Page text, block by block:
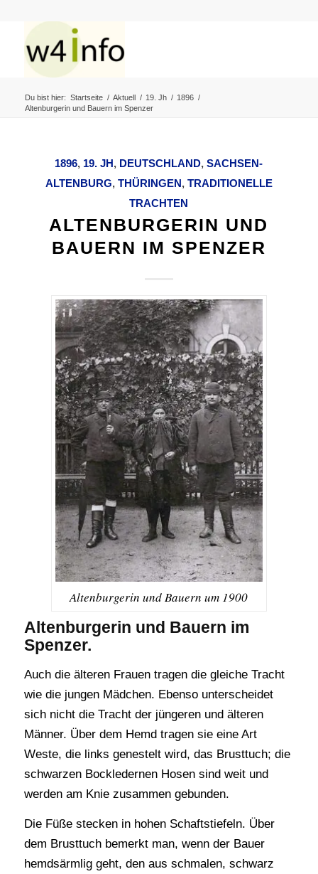
Du bist hier: Startseite / Aktuell / 19. Jh / 1896 /
Altenburgerin und Bauern im Spenzer
1896, 19. JH, DEUTSCHLAND,SACHSEN-
ALTENBURG, THÜRINGEN, TRADITIONELLE
TRACHTEN
ALTENBURGERIN UND
BAUERN IM SPENZER
Altenburgerin und Bauern um 1900
Altenburgerin und Bauern im
Spenzer.
Auch die älteren Frauen tragen die gleiche Tracht
wie die jungen Mädchen. Ebenso unterscheidet
sich nicht die Tracht der jüngeren und älteren
Männer. Über dem Hemd tragen sie eine Art
Weste, die links genestelt wird, das Brusttuch; die
schwarzen Bockledernen Hosen sind weit und
werden am Knie zusammen gebunden.
Die Füße stecken in hohen Schaftstiefeln. Über
dem Brusttuch bemerkt man, wenn der Bauer
hemdsärmlig geht, den aus schmalen, schwarz